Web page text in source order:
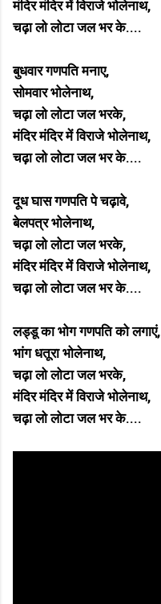
मंदिर मंदिर में विराजे भोलेनाथ,
चढ़ा लो लोटा जल भर के....
बुधवार गणपति मनाए,
सोमवार भोलेनाथ,
चढ़ा लो लोटा जल भरके,
मंदिर मंदिर में विराजे भोलेनाथ,
चढ़ा लो लोटा जल भर के....
दूध घास गणपति पे चढ़ावे,
बेलपत्र भोलेनाथ,
चढ़ा लो लोटा जल भरके,
मंदिर मंदिर में विराजे भोलेनाथ,
चढ़ा लो लोटा जल भर के....
लड्डू का भोग गणपति को लगाएं,
भांग धतूरा भोलेनाथ,
चढ़ा लो लोटा जल भरके,
मंदिर मंदिर में विराजे भोलेनाथ,
चढ़ा लो लोटा जल भर के....